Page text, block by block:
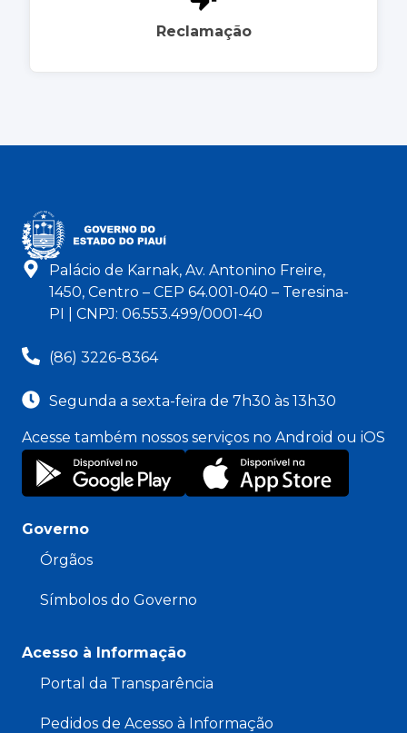
Reclamação
Palácio de Karnak, Av. Antonino Freire,
1450, Centro – CEP 64.001-040 – Teresina-
PI | CNPJ: 06.553.499/0001-40
(86) 3226-8364
Segunda a sexta-feira de 7h30 às 13h30
Acesse também nossos serviços no Android ou iOS
Governo
Órgãos
Símbolos do Governo
Acesso à Informação
Portal da Transparência
Pedidos de Acesso à Informação